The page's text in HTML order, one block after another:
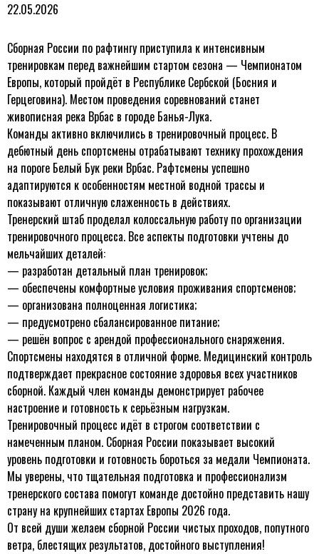
22.05.2026
Сборная России по рафтингу приступила к интенсивным
тренировкам перед важнейшим стартом сезона — Чемпионатом
Европы, который пройдёт в Республике Сербской (Босния и
Герцеговина). Местом проведения соревнований станет
живописная река Врбас в городе Банья-Лука.
Команды активно включились в тренировочный процесс. В
дебютный день спортсмены отрабатывают технику прохождения
на пороге Белый Бук реки Врбас. Рафтсмены успешно
адаптируются к особенностям местной водной трассы и
показывают отличную слаженность в действиях.
Тренерский штаб проделал колоссальную работу по организации
тренировочного процесса. Все аспекты подготовки учтены до
мельчайших деталей:
— разработан детальный план тренировок;
— обеспечены комфортные условия проживания спортсменов;
— организована полноценная логистика;
— предусмотрено сбалансированное питание;
— решён вопрос с арендой профессионального снаряжения.
Спортсмены находятся в отличной форме. Медицинский контроль
подтверждает прекрасное состояние здоровья всех участников
сборной. Каждый член команды демонстрирует рабочее
настроение и готовность к серьёзным нагрузкам.
Тренировочный процесс идёт в строгом соответствии с
намеченным планом. Сборная России показывает высокий
уровень подготовки и готовность бороться за медали Чемпионата.
Мы уверены, что тщательная подготовка и профессионализм
тренерского состава помогут команде достойно представить нашу
страну на крупнейших стартах Европы 2026 года.
От всей души желаем сборной России чистых проходов, попутного
ветра, блестящих результатов, достойного выступления!